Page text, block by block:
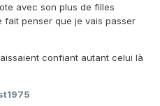
avec son plus de filles
penser que je vais passer
confiant autant celui là